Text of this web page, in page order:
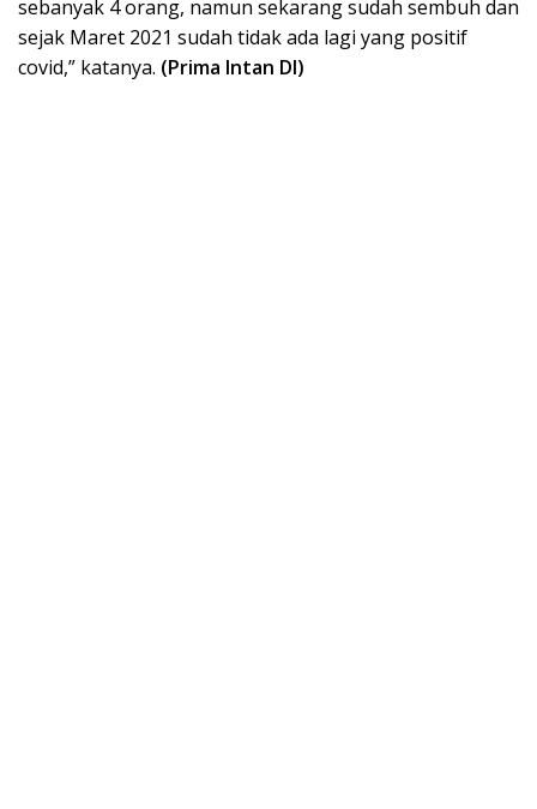
sebanyak 4 orang, namun sekarang sudah sembuh dan
sejak Maret 2021 sudah tidak ada lagi yang positif
covid,” katanya. (Prima Intan DI)